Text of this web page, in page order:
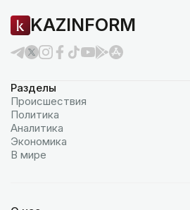
KAZINFORM
Разделы
Происшествия
Политика
Аналитика
Экономика
В мире